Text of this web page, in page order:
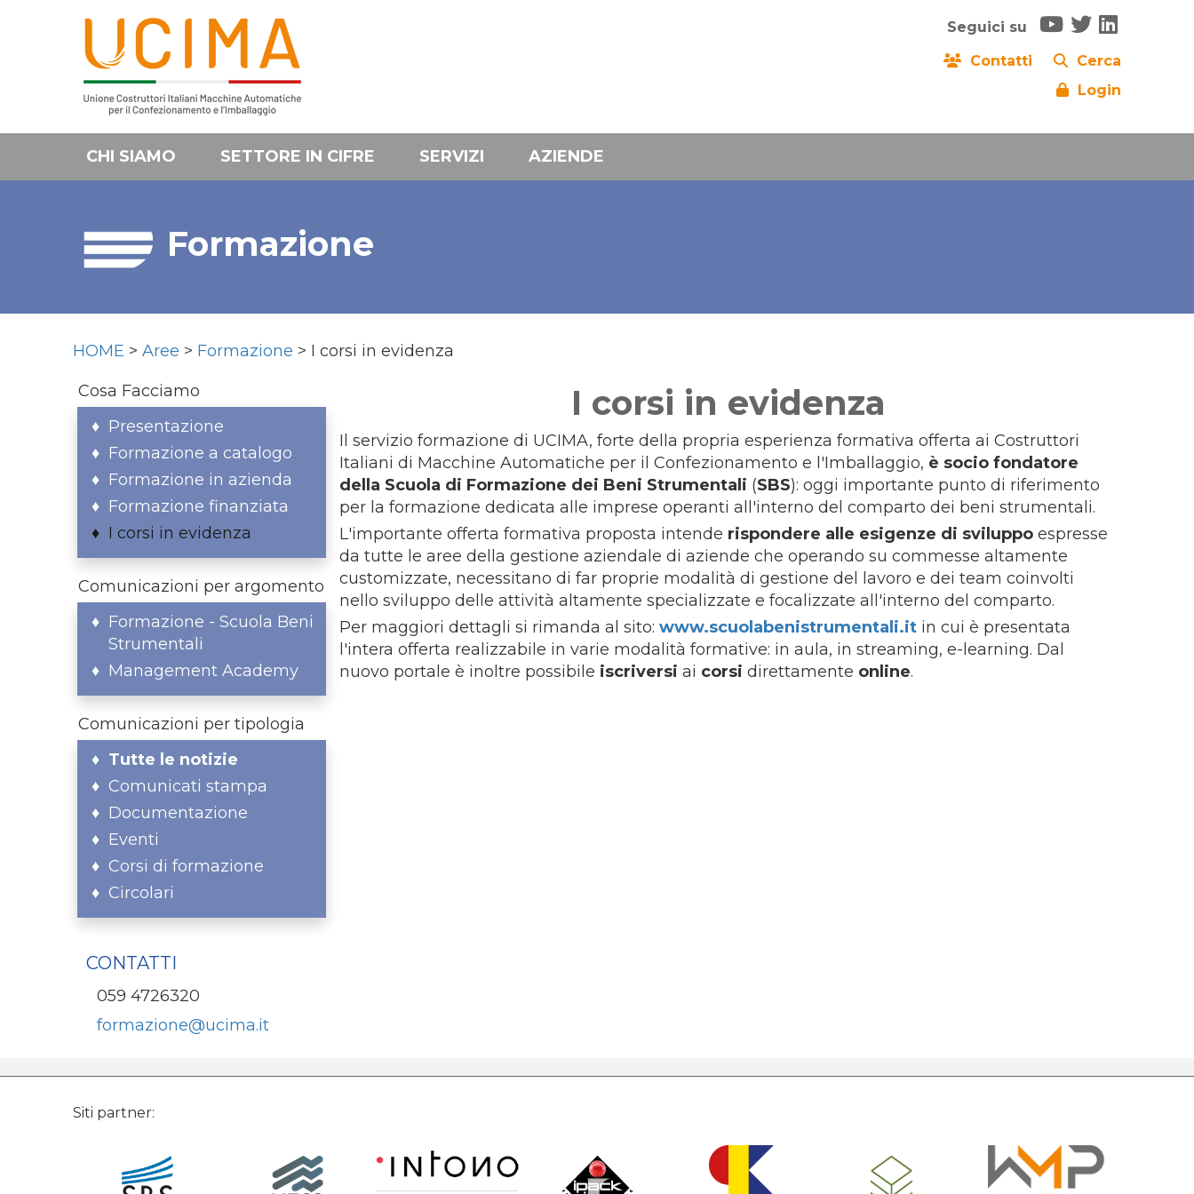
Seguici su
Contatti
Cerca
Login
CHI SIAMO SETTORE IN CIFRE SERVIZI AZIENDE
Formazione
HOME > Aree > Formazione > I corsi in evidenza
Cosa Facciamo
Presentazione
Formazione a catalogo
Formazione in azienda
Formazione finanziata
I corsi in evidenza
Comunicazioni per argomento
Formazione - Scuola Beni
Strumentali
Management Academy
Comunicazioni per tipologia
Tutte le notizie
Comunicati stampa
Documentazione
Eventi
Corsi di formazione
Circolari
CONTATTI
059 4726320
formazione@ucima.it
I corsi in evidenza
Il servizio formazione di UCIMA, forte della propria esperienza formativa offerta ai Costruttori
Italiani di Macchine Automatiche per il Confezionamento e l'Imballaggio, è socio fondatore
della Scuola di Formazione dei Beni Strumentali (SBS): oggi importante punto di riferimento
per la formazione dedicata alle imprese operanti all'interno del comparto dei beni strumentali.
L'importante offerta formativa proposta intende rispondere alle esigenze di sviluppo espresse
da tutte le aree della gestione aziendale di aziende che operando su commesse altamente
customizzate, necessitano di far proprie modalità di gestione del lavoro e dei team coinvolti
nello sviluppo delle attività altamente specializzate e focalizzate all'interno del comparto.
Per maggiori dettagli si rimanda al sito: www.scuolabenistrumentali.it in cui è presentata
l'intera offerta realizzabile in varie modalità formative: in aula, in streaming, e-learning. Dal
nuovo portale è inoltre possibile iscriversi ai corsi direttamente online.
Siti partner: